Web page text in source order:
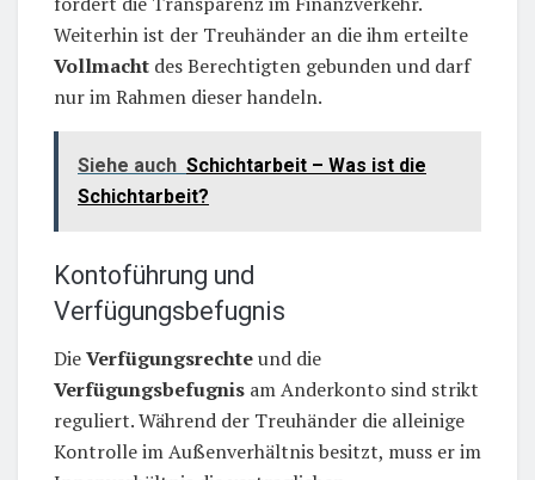
Weiterhin ist der Treuhänder an die ihm erteilte
Vollmacht des Berechtigten gebunden und darf
nur im Rahmen dieser handeln.
Siehe auch Schichtarbeit – Was ist die
Schichtarbeit?
Kontoführung und
Verfügungsbefugnis
DieVerfügungsrechteund die
Verfügungsbefugnis am Anderkonto sind strikt
reguliert. Während der Treuhänder die alleinige
Kontrolle im Außenverhältnis besitzt, muss er im